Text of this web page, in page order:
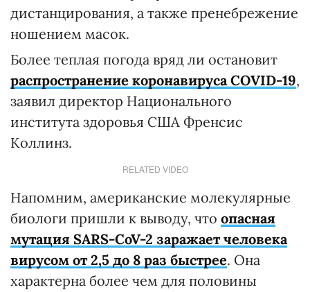
дистанцирования, а также пренебрежение
ношением масок.
Более теплая погода вряд ли остановит
распространение коронавируса COVID-19,
заявил директор Национального
института здоровья США Френсис
Коллинз.
RELATED VIDEO
Напомним, американские молекулярные
биологи пришли к выводу, что опасная
мутация SARS-CoV-2 заражает человека
вирусом от 2,5 до 8 раз быстрее. Она
характерна более чем для половины